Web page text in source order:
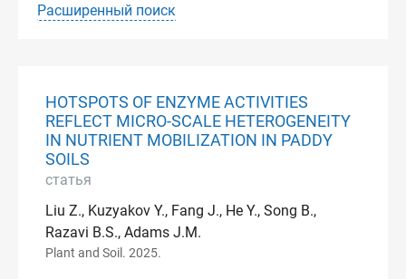
Расширенный поиск
HOTSPOTS OF ENZYME ACTIVITIES
REFLECT MICRO-SCALE HETEROGENEITY
IN NUTRIENT MOBILIZATION IN PADDY
SOILS
статья
Liu Z., Kuzyakov Y., Fang J., He Y., Song B.,
Razavi B.S., Adams J.M.
Plant and Soil. 2025.